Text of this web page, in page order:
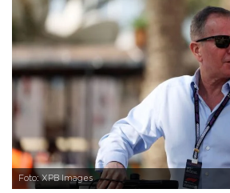
Foto: XPB Images